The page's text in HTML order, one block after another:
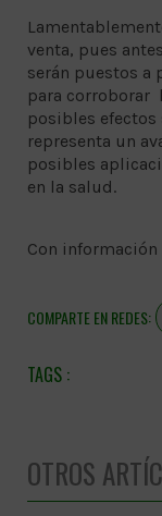
venta, pues
serán puestos a
para corroborar
posibles efectos
representa un
posibles
en la salud.
Con información
COMPARTE EN REDES:
OTROS